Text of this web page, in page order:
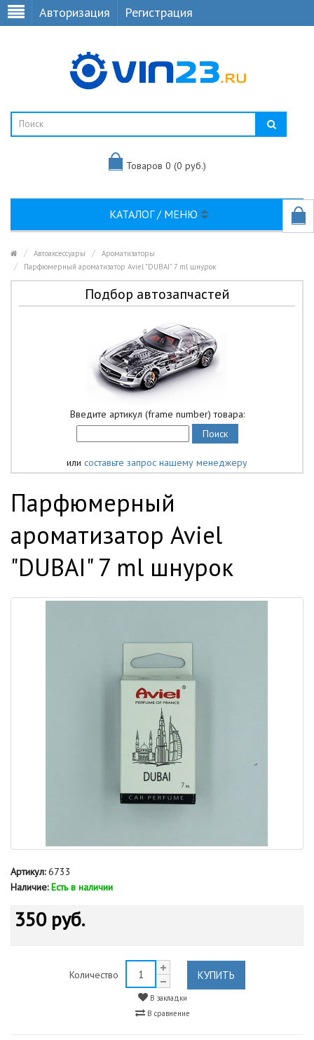
Авторизация Регистрация
Товаров 0 (0 руб.)
КАТАЛОГ / МЕНЮ
Автоаксессуары
Ароматизаторы
Парфюмерный ароматизатор Aviel "DUBAI" 7 ml шнурок
Подбор автозапчастей
Введите артикул (frame number) товара:
или составьте запрос нашему менеджеру
Парфюмерный
ароматизатор Aviel
"DUBAI" 7 ml шнурок
Артикул:6733
Наличие: Есть в наличии
350 руб.
Количество КУПИТЬ
В закладки
В сравнение